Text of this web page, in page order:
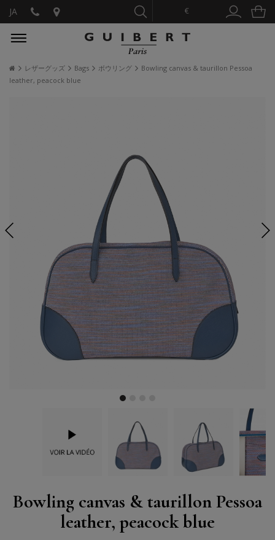
€
JA
レザーグッズ Bags ボウリング
Bowling canvas & taurillon Pessoa
leather, peacock blue
Bowling canvas & taurillon Pessoa
leather, peacock blue